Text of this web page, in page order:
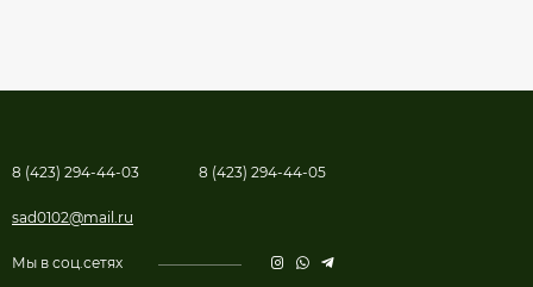
8 (423) 294-44-03 8 (423) 294-44-05
sad0102@mail.ru
Мы в соц.сетях